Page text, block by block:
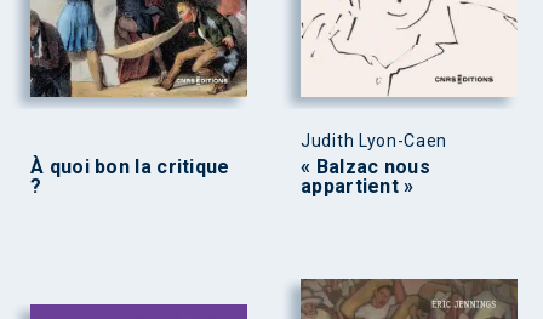
À quoi bon la critique
?
Judith Lyon-Caen
« Balzac nous
appartient »